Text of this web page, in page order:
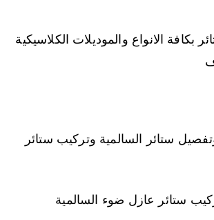
الانواع والموديلات الكلاسيكية
ستائر السالمية وتركيب ستائر
ستائر عازل ضوء السالمية